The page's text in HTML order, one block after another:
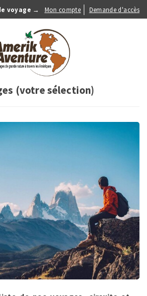
voyage →
Anonymous
Menu
Mon compte Demande d'accès
(votre sélection)